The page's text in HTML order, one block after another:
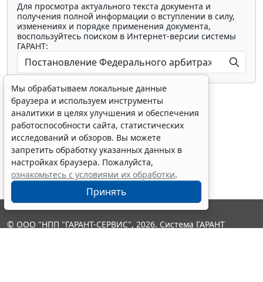
Для просмотра актуального текста документа и
получения полной информации о вступлении в силу,
изменениях и порядке применения документа,
воспользуйтесь поиском в Интернет-версии системы
ГАРАНТ:
Показать все материалы
Мы обрабатываем локальные данные
браузера и используем инструменты
аналитики в целях улучшения и обеспечения
работоспособности сайта, статистических
исследований и обзоров. Вы можете
запретить обработку указанных данных в
настройках браузера. Пожалуйста,
ознакомьтесь с условиями их обработки.
Принять
© ООО "НПП "ГАРАНТ-СЕРВИС", 2026. Система ГАРАНТ